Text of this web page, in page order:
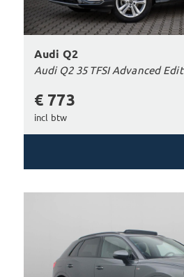
Audi Q2
Audi Q2 35 TFSI Advanced
€ 773
incl btw